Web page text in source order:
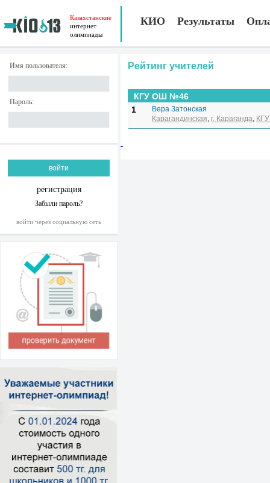
Казахстанские
интернет
олимпиады
КИО Результаты
Имя пользователя:
Пароль:
регистрация
Забыли пароль?
войти через социальную сеть
Рейтинг учителей
КГУ ОШ №46
1
Вера Затонская
Карагандинская, г. Караганда,